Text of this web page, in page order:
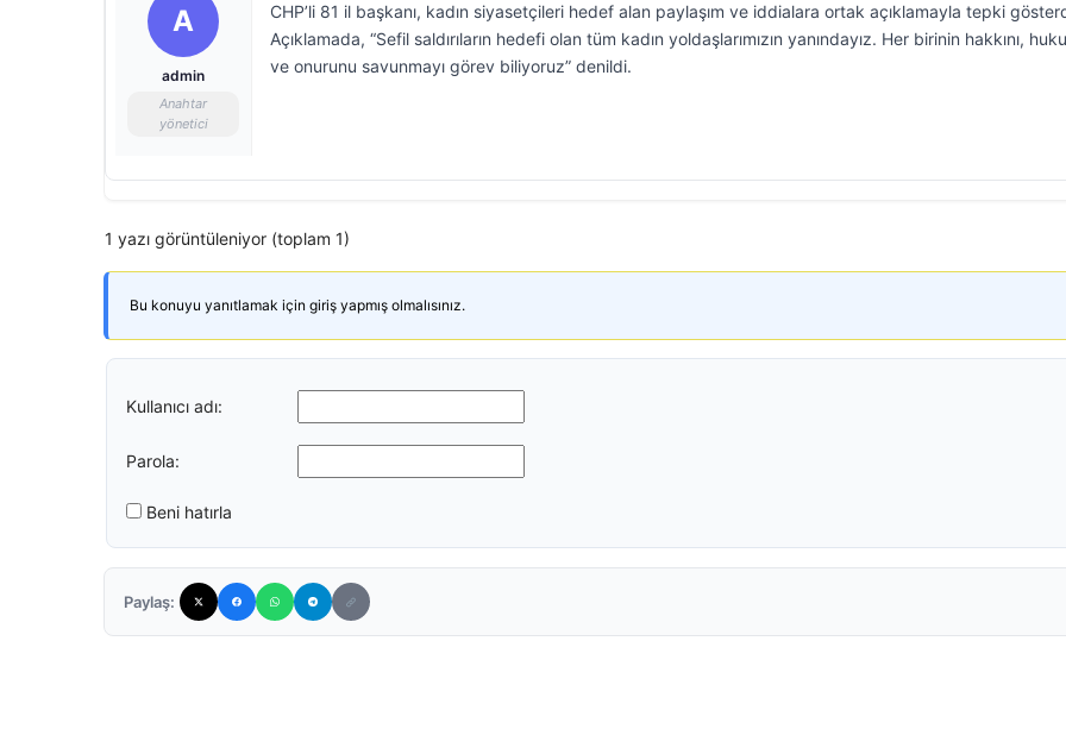
A
admin
Anahtar
yönetici
CHP’li 81 il başkanı, kadın siyasetçileri hedef alan paylaşım ve iddialara ortak açıklamayla tepki
Açıklamada, “Sefil saldırıların hedefi olan tüm kadın yoldaşlarımızın yanındayız. Her birinin hakkını,
ve onurunu savunmayı görev biliyoruz” denildi.
1 yazı görüntüleniyor (toplam 1)
Bu konuyu yanıtlamak için giriş yapmış olmalısınız.
Kullanıcı adı:
Parola:
Beni hatırla
Paylaş: